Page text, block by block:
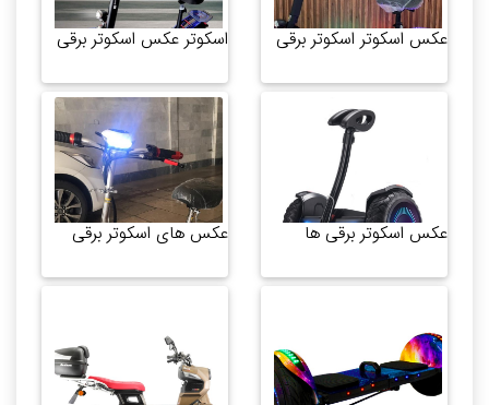
عکس اسکوتر اسکوتر برقی اسکوتر عکس اسکوتر برقی
عکس اسکوتر برقی ها عکس های اسکوتر برقی